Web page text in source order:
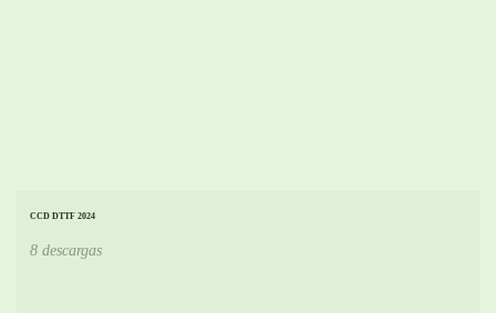
CCD DTTF 2024
8 descargas